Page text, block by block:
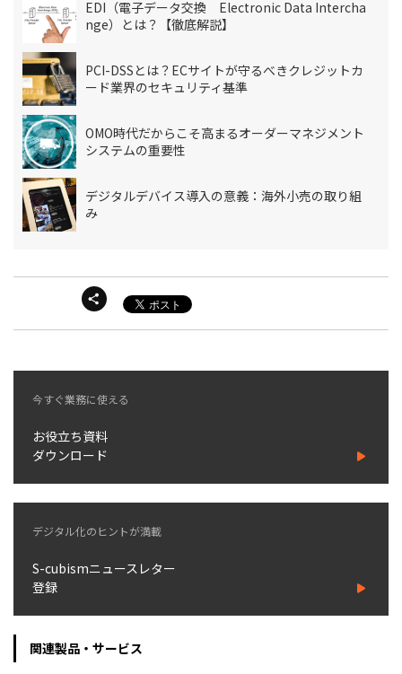
EDI（電子データ交換 Electronic Data Intercha
nge）とは？【徹底解説】
PCI-DSSとは？ECサイトが守るべきクレジットカ
ード業界のセキュリティ基準
OMO時代だからこそ高まるオーダーマネジメント
システムの重要性
デジタルデバイス導入の意義：海外小売の取り組
み
今すぐ業務に使える
お役立ち資料
ダウンロード
デジタル化のヒントが満載
S-cubismニュースレター
登録
関連製品・サービス